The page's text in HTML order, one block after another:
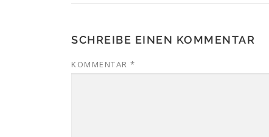
SCHREIBE EINEN KOMMENTAR
KOMMENTAR *